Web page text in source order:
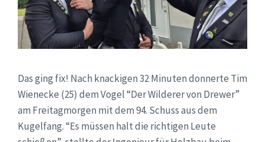
Das ging fix! Nach knackigen 32 Minuten donnerte Tim
Wienecke (25) dem Vogel “Der Wilderer von Drewer”
am Freitagmorgen mit dem 94. Schuss aus dem
Kugelfang. “Es müssen halt die richtigen Leute